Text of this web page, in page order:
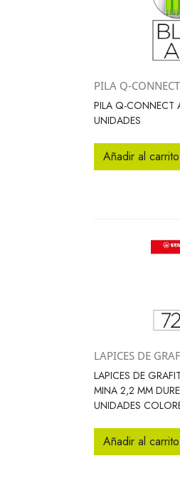
PILA Q-
PILA Q-CONNECT
UNIDADES
Añadir al carrito
LAPICES DE
LAPICES DE
MINA 2,2 MM
UNIDADES
Añadir al carrito